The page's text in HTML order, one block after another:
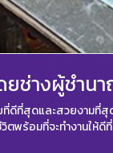
ยช่างผู้ชำน
ดีที่สุดและสวยงามที่
พร้อมที่จะทำงานให้